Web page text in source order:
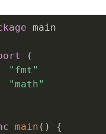
main
(
"fmt"
"math"
main ( )
{